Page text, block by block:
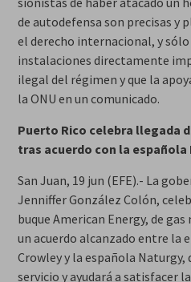
de autodefensa son precisas y
el derecho internacional, y
instalaciones directamente
ilegal del régimen y que la
la ONU en un comunicado.
Puerto Rico celebra llegada
tras acuerdo con la
San Juan, 19 jun (EFE).- La
Jenniffer González Colón,
buque American Energy, de
un acuerdo alcanzado entre la
Crowley y la española
servicio y ayudará a satisfacer